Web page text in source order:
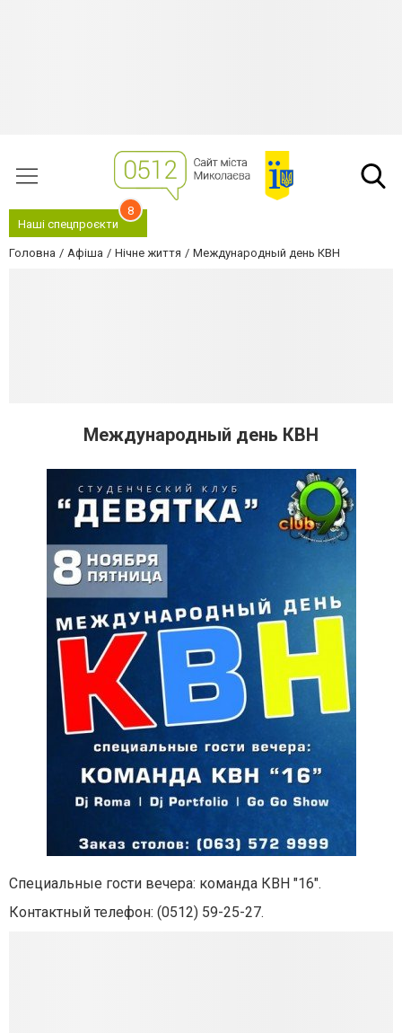
Наші спецпроєкти
8
Головна Афіша Нічне життя Международный день КВН
Международный день КВН
Специальные гости вечера: команда КВН "16".
Контактный телефон: (0512) 59-25-27.